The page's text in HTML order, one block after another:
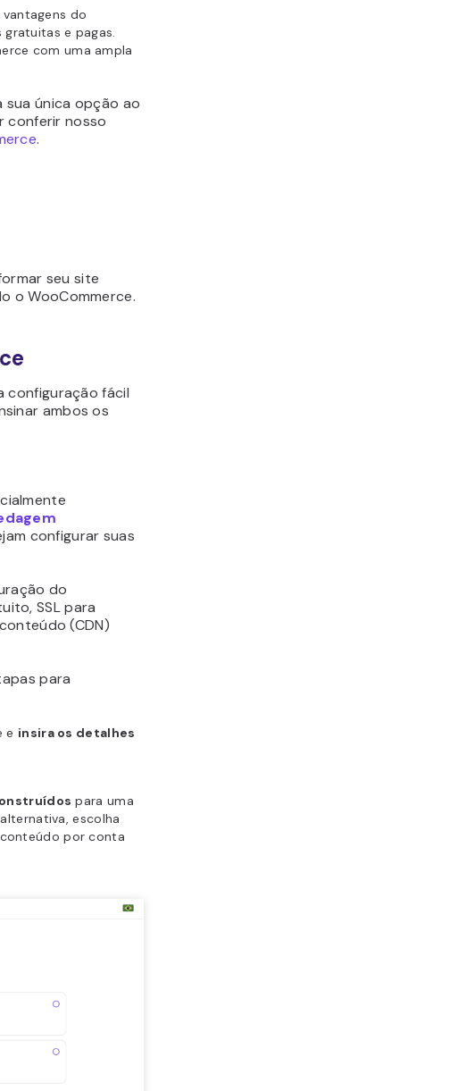
do
e pagas.
com uma ampla
sua única opção ao
conferir nosso
.
seu site
o WooCommerce.
configuração fácil
ambos os
configurar suas
do
SSL para
(CDN)
para
e insira os detalhes
para uma
escolha
por conta